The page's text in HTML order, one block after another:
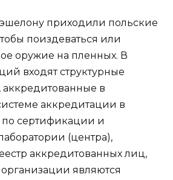
эшелону приходили польские
поиздеваться или
оружие на пленных. В
входят структурные
в
аккредитации в
по сертификации и
(центра),
аккредитованных лиц,
являются